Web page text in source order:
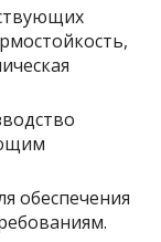
обеспечения